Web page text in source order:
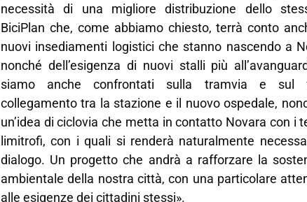
necessità di una migliore distribuzione dello
BiciPlan che, come abbiamo chiesto, terrà conto
nuovi insediamenti logistici che stanno nascendo a
nonché dell’esigenza di nuovi stalli più
siamo anche confrontati sulla tramvia e sul
collegamento tra la stazione e il nuovo ospedale,
un’idea di ciclovia che metta in contatto Novara con i
limitrofi, con i quali si renderà naturalmente
dialogo. Un progetto che andrà a rafforzare la
ambientale della nostra città, con una particolare
alle esigenze dei cittadini stessi».